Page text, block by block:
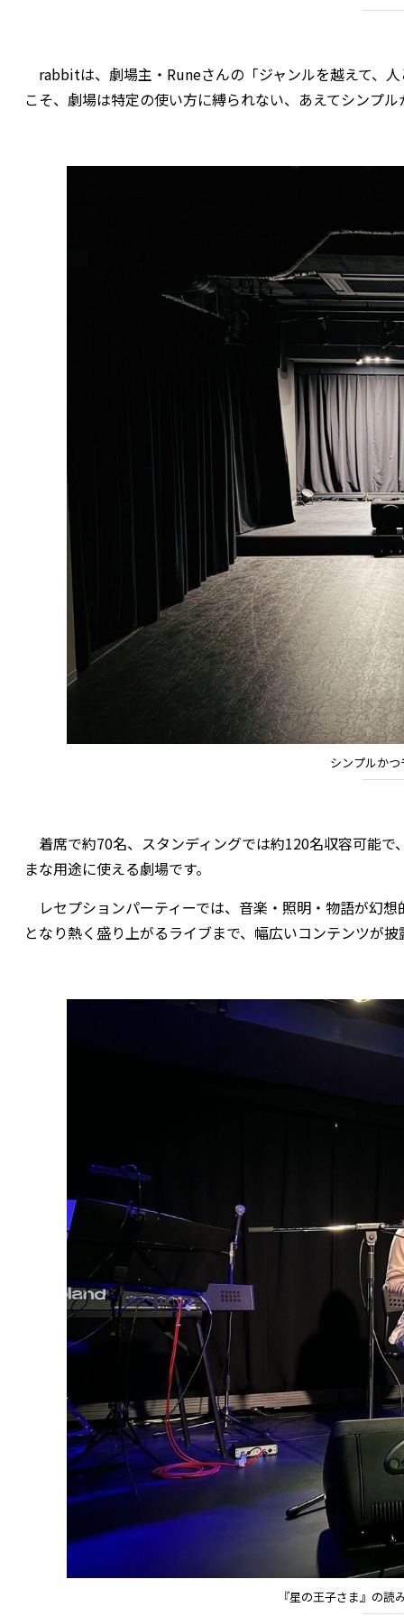
rabbitは、劇場主・Runeさんの「ジャンルを越えて、
こそ、劇場は特定の使い方に縛られない、あえてシンプ
シンプルか
着席で約70名、スタンディングでは約120名収容可能
まな用途に使える劇場です。
レセプションパーティーでは、音楽・照明・物語が幻
となり熱く盛り上がるライブまで、幅広いコンテンツが
『星の王子さま』の